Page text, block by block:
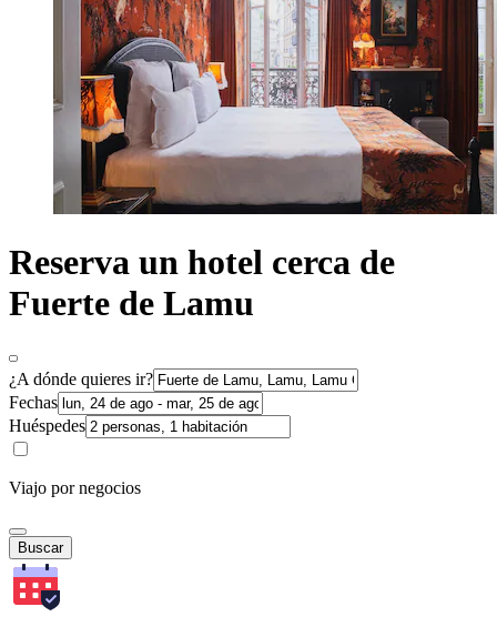
Reserva un hotel cerca de
Fuerte de Lamu
¿A dónde quieres ir?
Fechas
Huéspedes
Viajo por negocios
Buscar